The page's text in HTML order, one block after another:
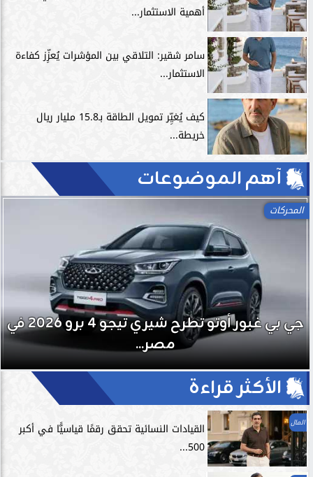
أهمية الاستثمار...
سامر شقير: التلاقي بين المؤشرات يُعزِّز كفاءة
الاستثمار...
كيف يُغيِّر تمويل الطاقة بـ15.8 مليار ريال
خريطة...
آهم الموضوعات
اللياقة
تمارين الاسترخاء.. السر الخفي لتعزيز الأداء
الرياضي وتسريع التعافي
الأكثر قراءة
المال
القيادات النسائية تحقق رقمًا قياسيًّا في أكبر
500...